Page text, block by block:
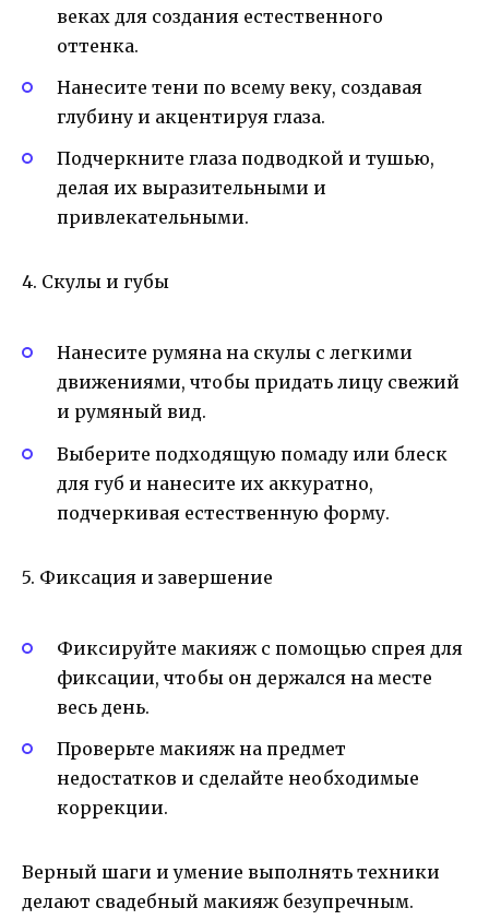
веках для создания естественного
оттенка.
Нанесите тени по всему веку, создавая
глубину и акцентируя глаза.
Подчеркните глаза подводкой и тушью,
делая их выразительными и
привлекательными.
4. Скулы и губы
Нанесите румяна на скулы с легкими
движениями, чтобы придать лицу свежий
и румяный вид.
Выберите подходящую помаду или блеск
для губ и нанесите их аккуратно,
подчеркивая естественную форму.
5. Фиксация и завершение
Фиксируйте макияж с помощью спрея для
фиксации, чтобы он держался на месте
весь день.
Проверьте макияж на предмет
недостатков и сделайте необходимые
коррекции.
Верный шаги и умение выполнять техники
делают свадебный макияж безупречным.